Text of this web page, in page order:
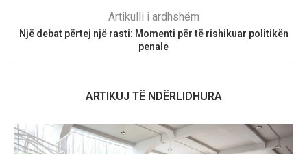
Artikulli i ardhshëm
Një debat përtej një rasti: Momenti për të rishikuar politikën
penale
ARTIKUJ TË NDËRLIDHURA